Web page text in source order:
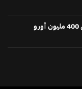
صدر بالرائد الرسمي: الموافقة على قرض بأكثر من 400 مليون أورو